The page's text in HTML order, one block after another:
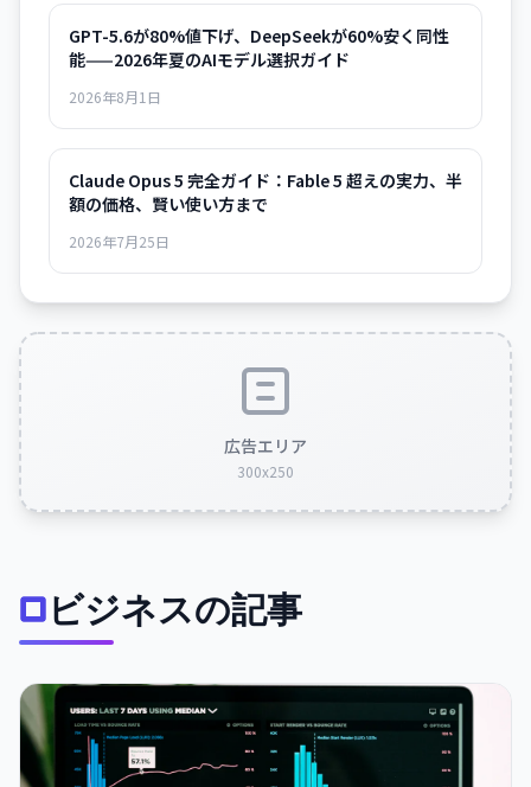
GPT-5.6が80%値下げ、DeepSeekが60%安く同性
能——2026年夏のAIモデル選択ガイド
2026年8月1日
Claude Opus 5 完全ガイド：Fable 5 超えの実力、半
額の価格、賢い使い方まで
2026年7月25日
広告エリア
300x250
ビジネスの記事